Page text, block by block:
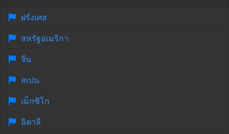
ฝรั่งเศส
สหรัฐอเมริกา
จีน
สเปน
เม็กซิโก
อิตาลี